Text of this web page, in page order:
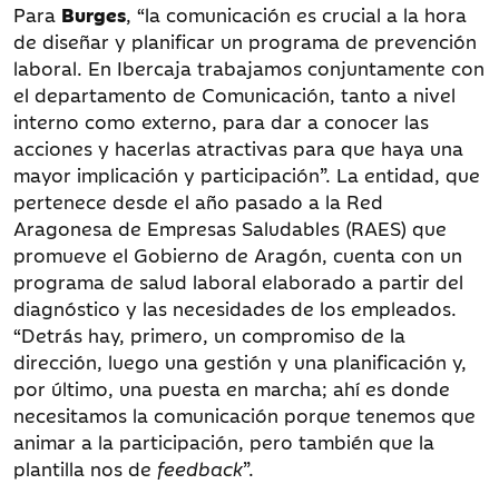
Para Burges, “la comunicación es crucial a la hora
de diseñar y planificar un programa de prevención
laboral. En Ibercaja trabajamos conjuntamente con
el departamento de Comunicación, tanto a nivel
interno como externo, para dar a conocer las
acciones y hacerlas atractivas para que haya una
mayor implicación y participación”. La entidad, que
pertenece desde el año pasado a la Red
Aragonesa de Empresas Saludables (RAES) que
promueve el Gobierno de Aragón, cuenta con un
programa de salud laboral elaborado a partir del
diagnóstico y las necesidades de los empleados.
“Detrás hay, primero, un compromiso de la
dirección, luego una gestión y una planificación y,
por último, una puesta en marcha; ahí es donde
necesitamos la comunicación porque tenemos que
animar a la participación, pero también que la
plantilla nos de feedback”.